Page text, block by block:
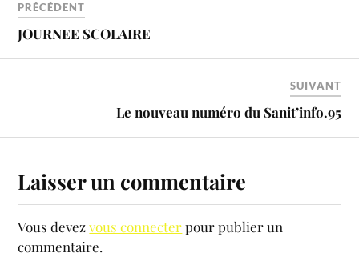
PRÉCÉDENT
JOURNEE SCOLAIRE
SUIVANT
Le nouveau numéro du Sanit’info.95
Laisser un commentaire
Vous devezvous connecterpour publier un
commentaire.